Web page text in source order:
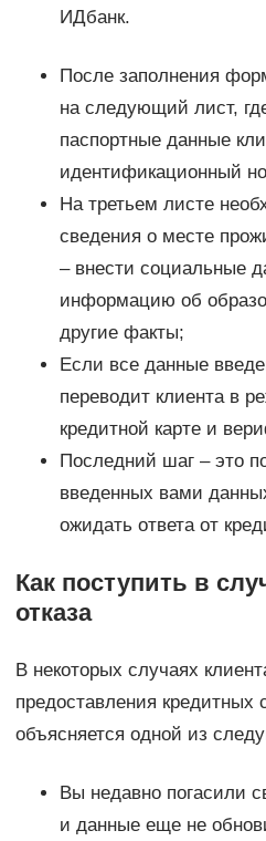
ИДбанк.
После заполнения
на следующий лист,
паспортные данные
идентификационный
На третьем листе
сведения о месте
– внести социальные
информацию об
другие факты;
Если все данные
переводит клиента в
кредитной карте и
Последний шаг – это
введенных вами
ожидать ответа от
Как поступить в
отказа
В некоторых случаях
предоставления кредитных
объясняется одной из
Вы недавно погасили
и данные еще не